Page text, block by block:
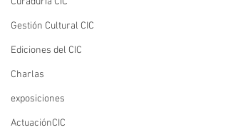
Gestión Cultural CIC
Ediciones del CIC
Charlas
exposiciones
ActuaciónCIC